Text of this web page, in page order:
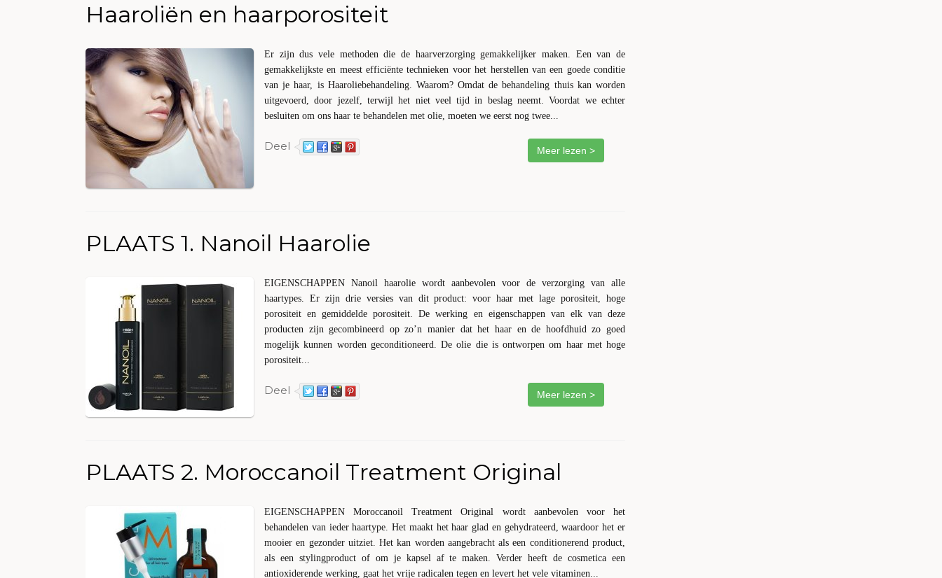
Haaroliën en haarporositeit
Er zijn dus vele methoden die de haarverzorging gemakkelijker maken. Een van de
gemakkelijkste en meest efficiënte technieken voor het herstellen van een goede conditie
van je haar, is Haaroliebehandeling. Waarom? Omdat de behandeling thuis kan worden
uitgevoerd, door jezelf, terwijl het niet veel tijd in beslag neemt. Voordat we echter
besluiten om ons haar te behandelen met olie, moeten we eerst nog twee...
Deel Meer lezen >
PLAATS 1. Nanoil Haarolie
EIGENSCHAPPEN Nanoil haarolie wordt aanbevolen voor de verzorging van alle
haartypes. Er zijn drie versies van dit product: voor haar met lage porositeit, hoge
porositeit en gemiddelde porositeit. De werking en eigenschappen van elk van deze
producten zijn gecombineerd op zo’n manier dat het haar en de hoofdhuid zo goed
mogelijk kunnen worden geconditioneerd. De olie die is ontworpen om haar met hoge
porositeit...
Deel Meer lezen >
PLAATS 2. Moroccanoil Treatment Original
EIGENSCHAPPEN Moroccanoil Treatment Original wordt aanbevolen voor het
behandelen van ieder haartype. Het maakt het haar glad en gehydrateerd, waardoor het er
mooier en gezonder uitziet. Het kan worden aangebracht als een conditionerend product,
als een stylingproduct of om je kapsel af te maken. Verder heeft de cosmetica een
antioxiderende werking, gaat het vrije radicalen tegen en levert het vele vitaminen...